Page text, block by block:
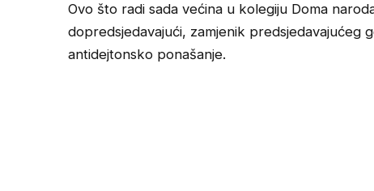
Ovo što radi sada većina u kolegiju Doma
dopredsjedavajući, zamjenik predsjedavajućeg
antidejtonsko ponašanje.